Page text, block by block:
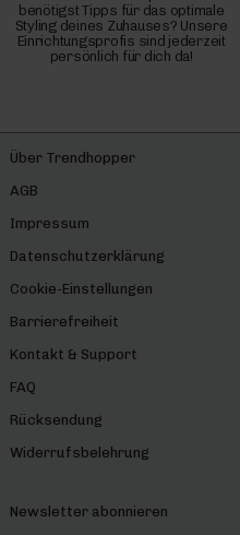
benötigst Tipps für das optimale
Styling deines Zuhauses? Unsere
Einrichtungsprofis sind jederzeit
persönlich für dich da!
Über Trendhopper
AGB
Impressum
Datenschutzerklärung
Cookie-Einstellungen
Barrierefreiheit
Kontakt & Support
FAQ
Rücksendung
Widerrufsbelehrung
Newsletter abonnieren